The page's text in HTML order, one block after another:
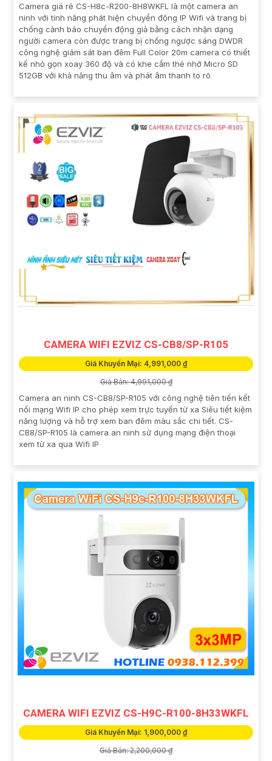
Camera giá rẻ CS-H8c-R200-8H8WKFL là một camera an
ninh với tính năng phát hiện chuyển động IP Wifi và trang bị
chống cảnh báo chuyển động giả bằng cách nhận dạng
người camera còn được trang bị chống ngược sáng DWDR
công nghệ giám sát ban đêm Full Color 20m camera có thiết
kế nhỏ gọn xoay 360 độ và có khe cắm thẻ nhớ Micro SD
512GB với khả năng thu âm và phát âm thanh to rõ
CAMERA WIFI EZVIZ CS-CB8/SP-R105
Giá Khuyến Mại: 4,991,000 ₫
Giá Bán: 4,991,000 ₫
Camera an ninh CS-CB8/SP-R105 với công nghệ tiên tiến kết
nối mạng Wifi IP cho phép xem trực tuyến từ xa Siêu tiết kiệm
năng lượng và hỗ trợ xem ban đêm màu sắc chi tiết. CS-
CB8/SP-R105 là camera an ninh sử dụng mạng điện thoại
xem từ xa qua Wifi IP
CAMERA WIFI EZVIZ CS-H9C-R100-8H33WKFL
Giá Khuyến Mại: 1,900,000 ₫
Giá Bán: 2,200,000 ₫